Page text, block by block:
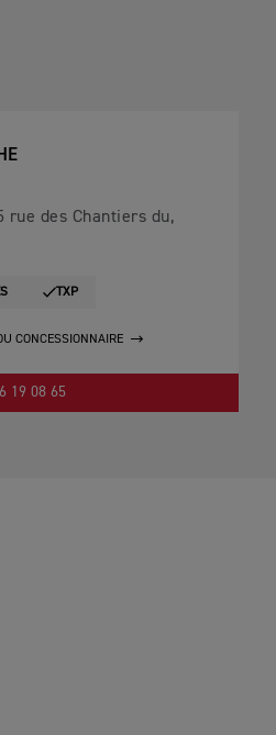
rue des Chantiers du,
TXP
CONCESSIONNAIRE
19 08 65